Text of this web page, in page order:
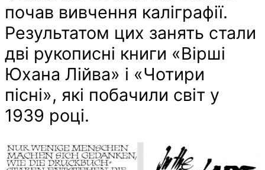
почав вивчення каліграфії.
Результатом цих занять стали
дві рукописні книги «Вірші
Юхана Лійва» і «Чотири
пісні», які побачили світ у
1939 році.